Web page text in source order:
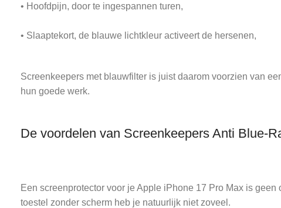
• Hoofdpijn, door te ingespannen turen,
• Slaaptekort, de blauwe lichtkleur activeert de hersenen,
Screenkeepers met blauwfilter is juist daarom voorzien van
hun goede werk.
De voordelen van Screenkeepers Anti Blue-
Een screenprotector voor je Apple iPhone 17 Pro Max is
toestel zonder scherm heb je natuurlijk niet zoveel.